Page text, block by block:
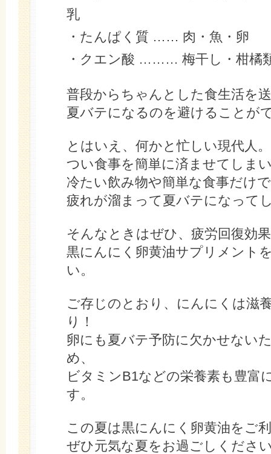
乳
・たんぱく質 …… 肉・魚・卵
・クエン酸 ……… 梅干し・柑橘
普段からちゃんとした食生活を
夏バテになるのを避けることが
とはいえ、何かと忙しい現代人。
つい食事を簡単に済ませてしま
冷たい飲み物や簡単な食事だけ
疲れが溜まって夏バテになって
そんなときはぜひ、疲労回復効
黒にんにく卵黄油サプリメント
い。
ご存じのとおり、にんにくは滋
り！
卵にも夏バテ予防に欠かせない
め、
ビタミンB1などの栄養素も豊富
す。
この夏は黒にんにく卵黄油をご
ぜひ元気な夏をお過ごしくださ